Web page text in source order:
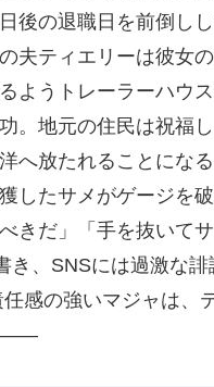
後の退職日を前倒し
夫ティエリーは彼女
ようトレーラーハウ
。地元の住民は祝福
へ放たれることにな
したサメがゲージを
きだ」「手を抜いて
き、SNSには過激な
感の強いマジャは、
――